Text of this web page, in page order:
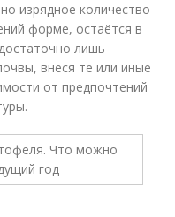
изрядное количество
форме, остаётся в
лишь
внеся те или иные
от предпочтений